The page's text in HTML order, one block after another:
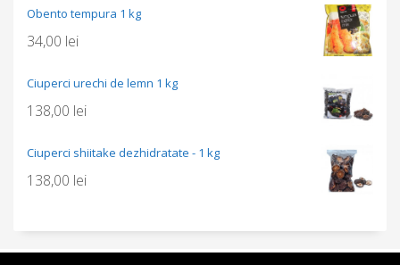
Obento tempura 1 kg
34,00 lei
Ciuperci urechi de lemn 1 kg
138,00 lei
Ciuperci shiitake dezhidratate - 1 kg
138,00 lei